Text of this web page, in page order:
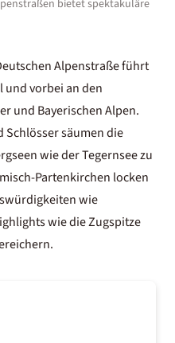
bietet spektakuläre
Alpenstraße führt
und vorbei an den
und Bayerischen Alpen.
Schlösser säumen die
wie derTegernseezu
Partenkirchen locken
wie
wie die Zugspitze